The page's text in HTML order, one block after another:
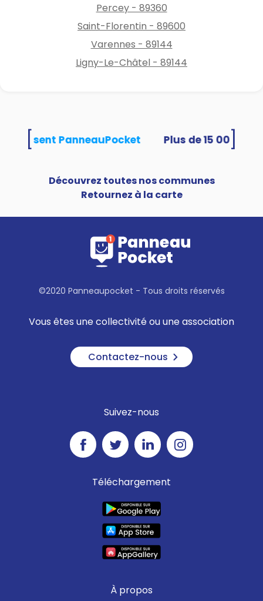
Percey - 89360
Saint-Florentin - 89600
Varennes - 89144
Ligny-Le-Châtel - 89144
utilisent PanneauPocket
Découvrez toutes nos communes
Retournez à la carte
©2020 Panneaupocket - Tous droits réservés
Vous êtes une collectivité ou une association
Contactez-nous
Suivez-nous
Téléchargement
À propos